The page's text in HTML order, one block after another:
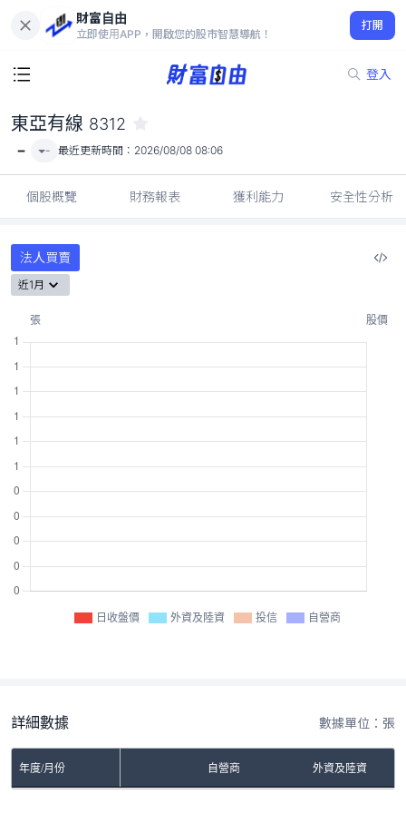
財富自由
立即使用APP，開啟您的股市智慧導航！
打開
登入
-
東亞有線 8312
- - 最近更新時間： 2026/08/08 08:06
個股概覽 財務報表 獲利能力 安全性分析
法人買賣
近1月
日收盤價 外資及陸資 投信 自營商
詳細數據 數據單位：張
年度/月份 自營商 外資及陸資